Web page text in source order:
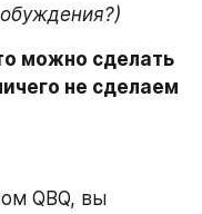
можно сделать
не сделаем
QBQ, вы